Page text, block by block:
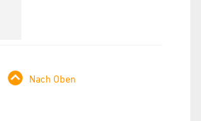
Nach Oben